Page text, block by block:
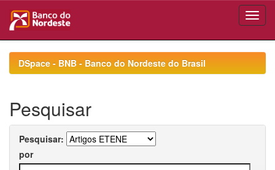
navigationDSpace - BNB - Banco do Nordeste do Brasil
Pesquisar
Pesquisar:
por